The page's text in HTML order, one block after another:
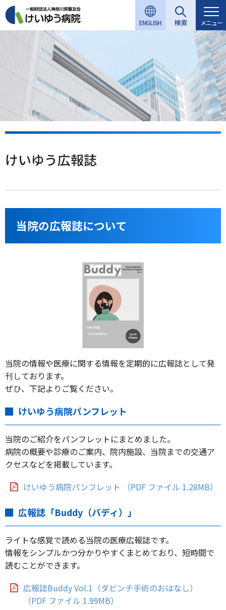
グ
ロ
ー
バ
ル
ナ
ビ
ゲ
ー
シ
ョ
へ
本
文
へ
ロ
ー
カ
ル
ナ
ビ
ゲ
ー
シ
ョ
ン
フ
ッ
タ
ー
へ
メニュー
けいゆう広報誌
当院の広報誌について
当院の情報や医療に関する情報を定期的に広報誌として発
刊しております。
ぜひ、下記よりご覧ください。
けいゆう病院パンフレット
当院のご紹介をパンフレットにまとめました。
病院の概要や診療のご案内、院内施設、当院までの交通ア
クセスなどを掲載しています。
けいゆう病院パンフレット （PDF ファイル 1.28MB）
広報誌「Buddy（バディ）」
ライトな感覚で読める当院の医療広報誌です。
情報をシンプルかつ分かりやすくまとめており、短時間で
読むことができます。
広報誌Buddy Vol.1（ダビンチ手術のおはなし）
（PDF ファイル 1.99MB）